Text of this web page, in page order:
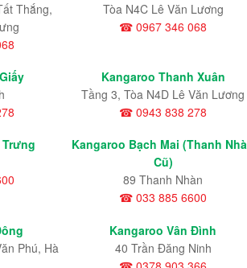
Thắng,
Tòa N4C Lê Văn Lương
☎ 0967 346 068
Kangaroo Thanh Xuân
Tầng 3, Tòa N4D Lê Văn Lương
☎ 0943 838 278
Kangaroo Bạch Mai (Thanh
Cũ)
89 Thanh Nhàn
☎ 033 885 6600
Phú, Hà
Kangaroo Vân Đình
40 Trần Đăng Ninh